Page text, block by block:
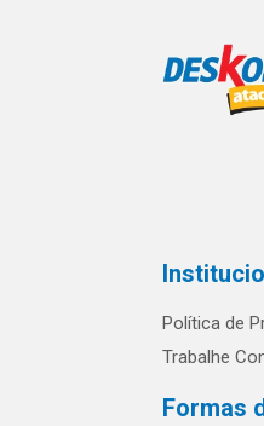
Política de
Trabalhe
Formas